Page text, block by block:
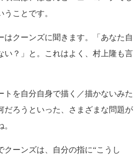
ことです。
はクーンズに聞きます。「あなた自
い？」と。これはよく、村上隆も言
トを自分自身で描く／描かないみた
だろうといった、さまざまな問題が
クーンズは、自分の指に“こうし